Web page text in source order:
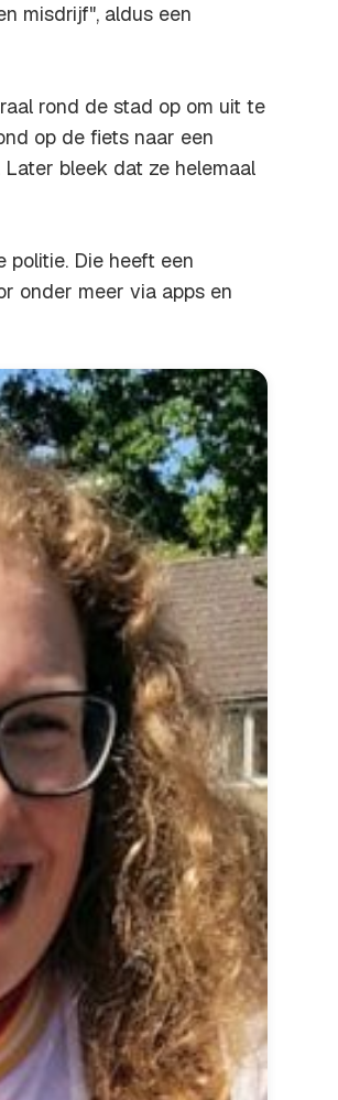
misdrijf", aldus een
rond de stad op om uit te
op de fiets naar een
bleek dat ze helemaal
politie. Die heeft een
onder meer via apps en